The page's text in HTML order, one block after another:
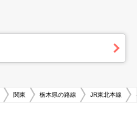
関東 栃木県の路線 JR東北本線